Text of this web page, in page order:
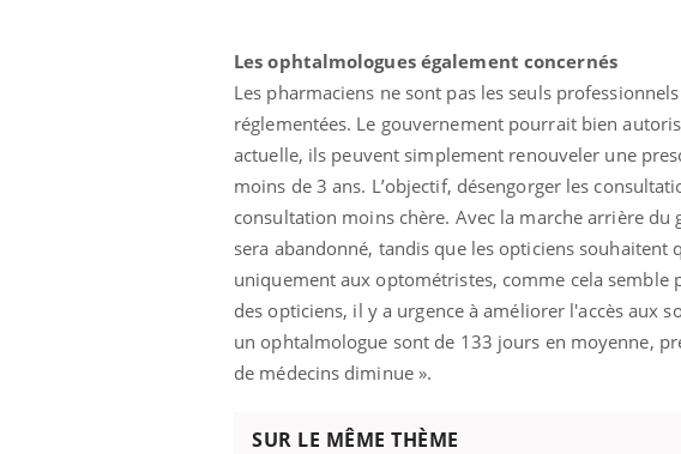
Les ophtalmologues également concernés
Les pharmaciens ne sont pas les seuls
réglementées. Le gouvernement pourrait bien
actuelle, ils peuvent simplement renouveler une
moins de 3 ans. L’objectif, désengorger les
consultation moins chère. Avec la marche arrière
sera abandonné, tandis que les opticiens souhaitent
uniquement aux optométristes, comme cela semble
des opticiens, il y a urgence à améliorer l'accès aux
un ophtalmologue sont de 133 jours en moyenne,
de médecins diminue ».
SUR LE MÊME THÈME